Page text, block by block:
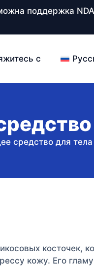
поддержка
с
средство для тела
косточек,
кожу. Его